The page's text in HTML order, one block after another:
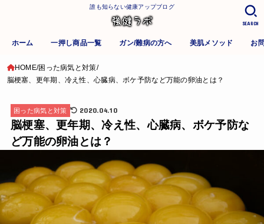
誰も知らない健康アップブログ
ホーム 一押し商品一覧 ガン/難病の方へ 美肌メソッド お
SEARCH
HOME 困った病気と対策
脳梗塞、更年期、冷え性、心臓病、ボケ予防など万能の卵油とは？
困った病気と対策 2020.04.10
脳梗塞、更年期、冷え性、心臓病、ボケ予防な
ど万能の卵油とは？